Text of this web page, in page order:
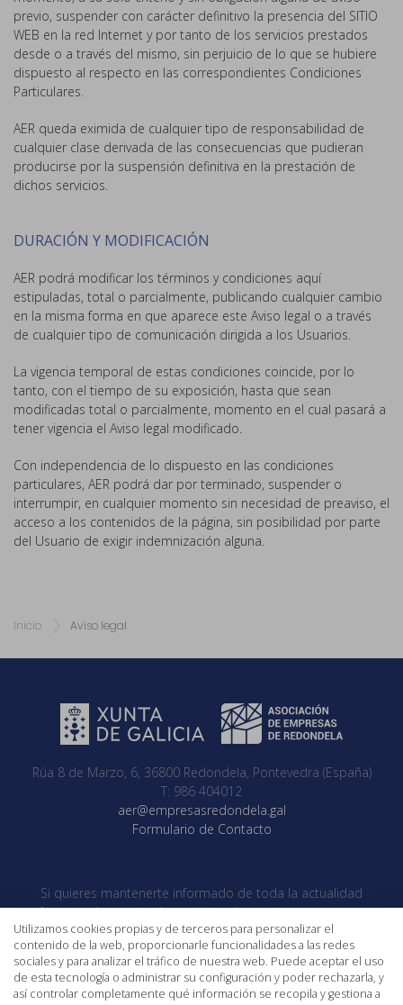
previo, suspender con carácter definitivo la presencia del SITIO
WEB en la red Internet y por tanto de los servicios prestados
desde o a través del mismo, sin perjuicio de lo que se hubiere
dispuesto al respecto en las correspondientes Condiciones
Particulares.
AER queda eximida de cualquier tipo de responsabilidad de
cualquier clase derivada de las consecuencias que pudieran
producirse por la suspensión definitiva en la prestación de
dichos servicios.
DURACIÓN Y MODIFICACIÓN
AER podrá modificar los términos y condiciones aquí
estipuladas, total o parcialmente, publicando cualquier cambio
en la misma forma en que aparece este Aviso legal o a través
de cualquier tipo de comunicación dirigida a los Usuarios.
La vigencia temporal de estas condiciones coincide, por lo
tanto, con el tiempo de su exposición, hasta que sean
modificadas total o parcialmente, momento en el cual pasará a
tener vigencia el Aviso legal modificado.
Con independencia de lo dispuesto en las condiciones
particulares, AER podrá dar por terminado, suspender o
interrumpir, en cualquier momento sin necesidad de preaviso, el
acceso a los contenidos de la página, sin posibilidad por parte
del Usuario de exigir indemnización alguna.
Inicio Aviso legal
Rúa 8 de Marzo, 6, 36800 Redondela, Pontevedra (España)
T: 986 404012
aer@empresasredondela.gal
Formulario de Contacto
Si quieres mantenerte informado de toda la actualidad
referente a la asociación no dejes de seguirnos en nuestras
redes sociales
Utilizamos cookies propias y de terceros para personalizar el
contenido de la web, proporcionarle funcionalidades a las redes
sociales y para analizar el tráfico de nuestra web. Puede aceptar el uso
de esta tecnología o administrar su configuración y poder rechazarla, y
así controlar completamente qué información se recopila y gestiona a